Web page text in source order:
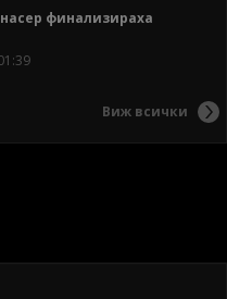
финализираха
Виж всички